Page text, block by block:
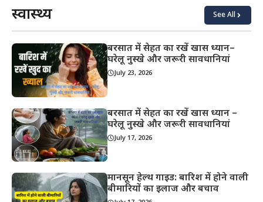
स्वास्थ्य See All
बरसात में सेहत का रखें खास ध्यान–
घरेलू नुस्खे और जरूरी सावधानियां
July 23, 2026
बरसात में सेहत का रखें खास ध्यान –
घरेलू नुस्खे और जरूरी सावधानियां
July 17, 2026
मानसून हेल्थ गाइड: बारिश में होने वाली
बीमारियों का इलाज और बचाव